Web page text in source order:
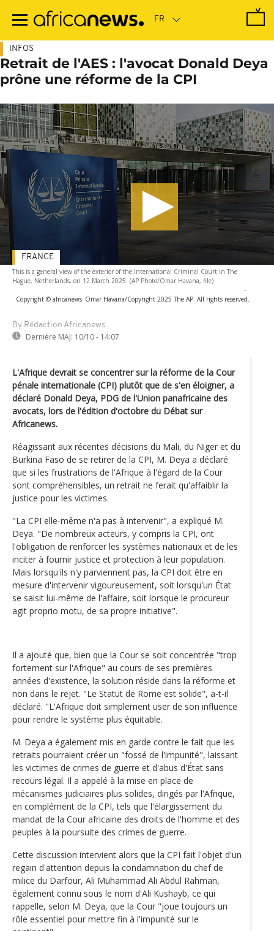
contenu
INFOS
Retrait de l'AES : l'avocat Donald Deya
prône une réforme de la CPI
This is a general view of the exterior of the International Criminal Court in The
Hague, Netherlands, on 12 March 2025. (AP Photo/Omar Havana, file)
-
Copyright © africanews Omar Havana/Copyright 2025 The AP. All rights reserved.
By Rédaction Africanews
Dernière MAJ: 10/10 - 14:07
FRANCE
L'Afrique devrait se concentrer sur la réforme de la Cour
pénale internationale (CPI) plutôt que de s'en éloigner, a
déclaré Donald Deya, PDG de l'Union panafricaine des
avocats, lors de l'édition d'octobre du Débat sur
Africanews.
Réagissant aux récentes décisions du Mali, du Niger et du
Burkina Faso de se retirer de la CPI, M. Deya a déclaré
que si les frustrations de l'Afrique à l'égard de la Cour
sont compréhensibles, un retrait ne ferait qu'affaiblir la
justice pour les victimes.
"La CPI elle-même n'a pas à intervenir", a expliqué M.
Deya. "De nombreux acteurs, y compris la CPI, ont
l'obligation de renforcer les systèmes nationaux et de les
inciter à fournir justice et protection à leur population.
Mais lorsqu'ils n'y parviennent pas, la CPI doit être en
mesure d'intervenir vigoureusement, soit lorsqu'un État
se saisit lui-même de l'affaire, soit lorsque le procureur
agit proprio motu, de sa propre initiative".
Il a ajouté que, bien que la Cour se soit concentrée "trop
fortement sur l'Afrique" au cours de ses premières
années d'existence, la solution réside dans la réforme et
non dans le rejet. "Le Statut de Rome est solide", a-t-il
déclaré. "L'Afrique doit simplement user de son influence
pour rendre le système plus équitable.
M. Deya a également mis en garde contre le fait que les
retraits pourraient créer un "fossé de l'impunité", laissant
les victimes de crimes de guerre et d'abus d'État sans
recours légal. Il a appelé à la mise en place de
mécanismes judiciaires plus solides, dirigés par l'Afrique,
en complément de la CPI, tels que l'élargissement du
mandat de la Cour africaine des droits de l'homme et des
peuples à la poursuite des crimes de guerre.
Cette discussion intervient alors que la CPI fait l'objet d'un
regain d'attention depuis la condamnation du chef de
milice du Darfour, Ali Muhammad Ali Abdul Rahman,
également connu sous le nom d'Ali Kushayb, ce qui
rappelle, selon M. Deya, que la Cour "joue toujours un
rôle essentiel pour mettre fin à l'impunité sur le